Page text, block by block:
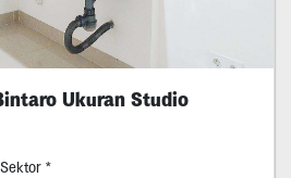
Ukuran Studio
*